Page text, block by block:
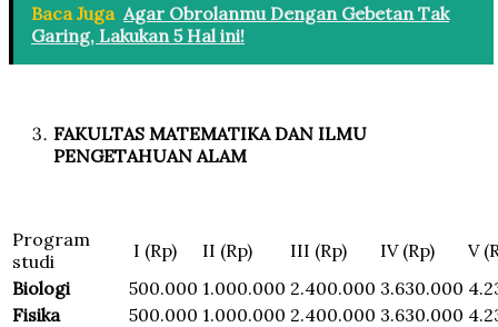
Baca Juga Agar Obrolanmu Dengan Gebetan Tak
Garing, Lakukan 5 Hal ini!
FAKULTAS MATEMATIKA DAN ILMU
PENGETAHUAN ALAM
Program
studi
I (Rp) II (Rp) III (Rp) IV (Rp)
V
Biologi
500.000 1.000.000 2.400.000 3.630.000
Fisika
500.000 1.000.000 2.400.000 3.630.000